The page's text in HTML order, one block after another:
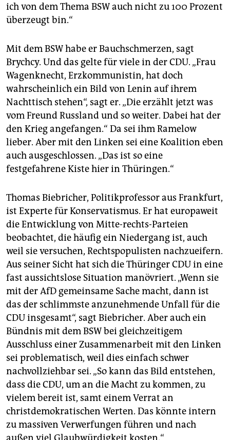
ich von dem Thema BSW auch nicht zu 100 Prozent
überzeugt bin.“
Mit dem BSW habe er Bauchschmerzen, sagt
Brychcy. Und das gelte für viele in der CDU. „Frau
Wagenknecht, Erzkommunistin, hat doch
wahrscheinlich ein Bild von Lenin auf ihrem
Nachttisch stehen“, sagt er. „Die erzählt jetzt was
vom Freund Russland und so weiter. Dabei hat der
den Krieg angefangen.“ Da sei ihm Ramelow
lieber. Aber mit den Linken sei eine Koalition eben
auch ausgeschlossen. „Das ist so eine
festgefahrene Kiste hier in Thüringen.“
Thomas Biebricher, Politikprofessor aus Frankfurt,
ist Experte für Konservatismus. Er hat europaweit
die Entwicklung von Mitte-rechts-Parteien
beobachtet, die häufig ein Niedergang ist, auch
weil sie versuchen, Rechtspopulisten nachzueifern.
Aus seiner Sicht hat sich die Thüringer CDU in eine
fast aussichtslose Situation manövriert. „Wenn sie
mit der AfD gemeinsame Sache macht, dann ist
das der schlimmste anzunehmende Unfall für die
CDU insgesamt“, sagt Biebricher. Aber auch ein
Bündnis mit dem BSW bei gleichzeitigem
Ausschluss einer Zusammenarbeit mit den Linken
sei problematisch, weil dies einfach schwer
nachvollziehbar sei. „So kann das Bild entstehen,
dass die CDU, um an die Macht zu kommen, zu
vielem bereit ist, samt einem Verrat an
christdemokratischen Werten. Das könnte intern
zu massiven Verwerfungen führen und nach
außen viel Glaubwürdigkeit kosten.“